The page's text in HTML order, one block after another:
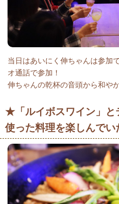
当日はあいにく伸ちゃんは参加
オ通話で参加！
伸ちゃんの乾杯の音頭から和や
★「ルイボスワイン」と
使った料理を楽しんでい